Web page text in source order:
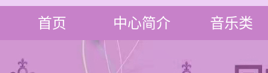
首页 中心简介 音乐类